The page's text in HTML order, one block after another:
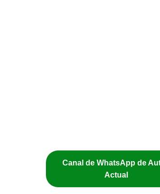
Canal de WhatsApp de
Actual